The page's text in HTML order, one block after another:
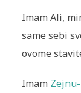
Imam Ali,
same sebi
ovome
Imam